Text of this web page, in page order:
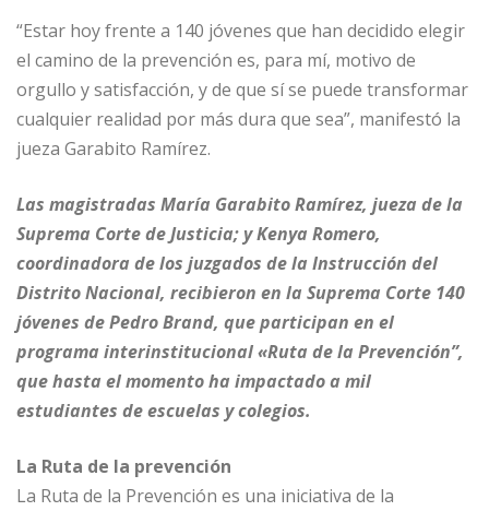
“Estar hoy frente a 140 jóvenes que han decidido elegir
el camino de la prevención es, para mí, motivo de
orgullo y satisfacción, y de que sí se puede transformar
cualquier realidad por más dura que sea”, manifestó la
jueza Garabito Ramírez.
Las magistradas María Garabito Ramírez, jueza de la
Suprema Corte de Justicia; y Kenya Romero,
coordinadora de los juzgados de la Instrucción del
Distrito Nacional, recibieron en la Suprema Corte 140
jóvenes de Pedro Brand, que participan en el
programa interinstitucional «Ruta de la Prevención”,
que hasta el momento ha impactado a mil
estudiantes de escuelas y colegios.
La Ruta de la prevención
La Ruta de la Prevención es una iniciativa de la